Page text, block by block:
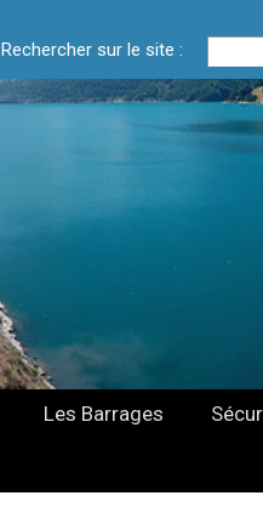
Rechercher sur le site :
Les Barrages